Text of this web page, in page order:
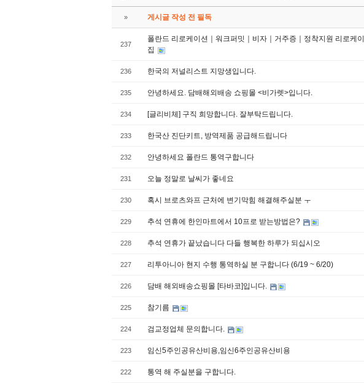
» 게시글 작성 전 필독
237
폴란드 리로케이션｜워크퍼밋｜비자｜거주증｜정착지원 리로케
집
236 한국의 저널리스트 지망생입니다.
235 안녕하세요. 담배해외배송 쇼핑몰 <비가렛>입니다.
234 [글리비체] 구직 희망합니다. 잘부탁드립니다.
233 한국산 진단키트, 방역제품 공급해드립니다
232 안녕하세요 폴란드 통역구합니다
231 오늘 정말로 날씨가 좋네요
230 혹시 브로츠와프 근처에 변기막힘 해결해주실분 ㅜ
229 추석 연휴에 한인마트에서 10프로 받는방법은?
228 추석 연휴가 끝났습니다 다들 행복한 하루가 되십시오
227 리투아니아 현지 수행 통역하실 분 구합니다 (6/19 ~ 6/20)
226 담배 해외배송쇼핑몰 [타바코]입니다.
225 참기름
224 검교정업체 문의합니다.
223 임­신5주인공유­산비용,임­신6주인공유­산비용
222 통역 해 주실분을 구합니다.